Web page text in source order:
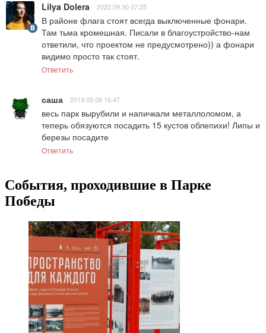
Lilya Dolera 2022.09.30 07:25
В районе флага стоят всегда выключенные фонари.
Там тьма кромешная. Писали в благоустройство-нам
ответили, что проектом не предусмотрено)) а фонари
видимо просто так стоят.
Ответить
саша 2019.05.06 16:47
весь парк вырубили и напичкали металлоломом, а
теперь обязуются посадить 15 кустов облепихи! Липы и
березы посадите
Ответить
События, проходившие в Парке
Победы